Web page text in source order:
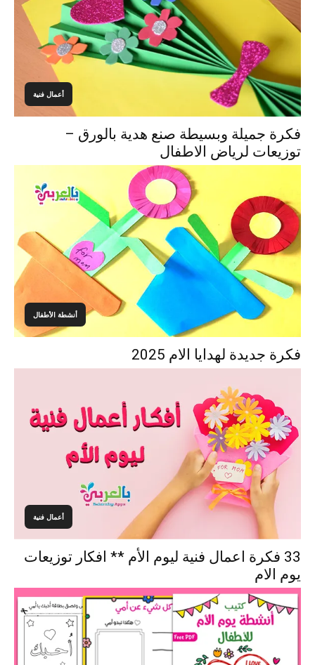
أعمال فنية
فكرة جميلة وبسيطة صنع هدية بالورق –
توزيعات لرياض الاطفال
أنشطة الأطفال
فكرة جديدة لهدايا الام 2025
أعمال فنية
33 فكرة اعمال فنية ليوم الأم ** افكار توزيعات
يوم الام